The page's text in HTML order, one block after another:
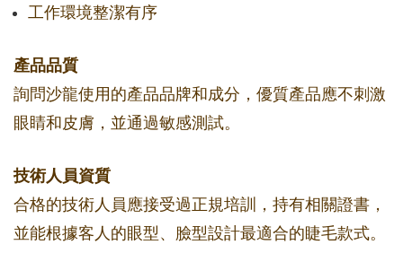
工作環境整潔有序
產品品質
詢問沙龍使用的產品品牌和成分，優質產品應不刺激
眼睛和皮膚，並通過敏感測試。
技術人員資質
合格的技術人員應接受過正規培訓，持有相關證書，
並能根據客人的眼型、臉型設計最適合的睫毛款式。